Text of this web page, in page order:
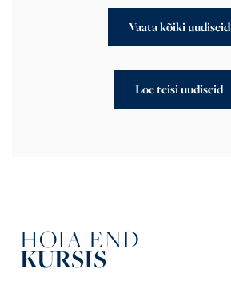
Vaata kõiki uudiseid
Loe teisi uudiseid
HOIA END
KURSIS